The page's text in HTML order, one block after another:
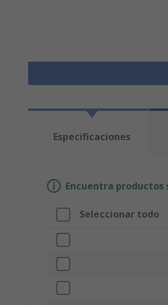
Especificaciones
Encuentra
Seleccionar todo